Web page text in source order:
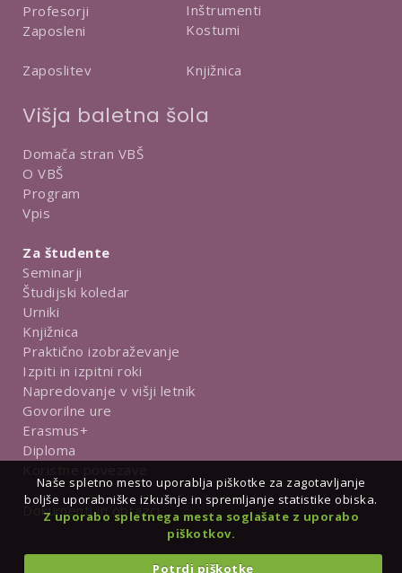
Profesorji
Zaposleni
Zaposlitev
Inštrumenti
Kostumi
Knjižnica
Višja baletna šola
Domača stran VBŠ
O VBŠ
Program
Vpis
Za študente
Seminarji
Študijski koledar
Urniki
Knjižnica
Praktično izobraževanje
Izpiti in izpitni roki
Napredovanje v višji letnik
Govorilne ure
Erasmus+
Diploma
Dokumenti in obrazci
Naše spletno mesto uporablja piškotke za zagotavljanje
boljše uporabniške izkušnje in spremljanje statistike obiska.
Z uporabo spletnega mesta soglašate z uporabo
piškotkov.
Potrdi piškotke